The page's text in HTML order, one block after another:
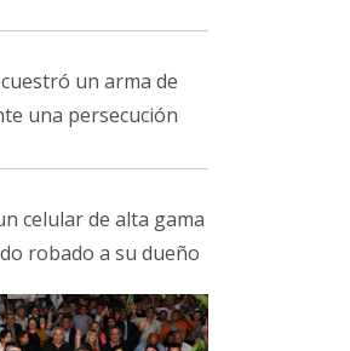
un arma de
una persecución
celular de alta gama
robado a su dueño